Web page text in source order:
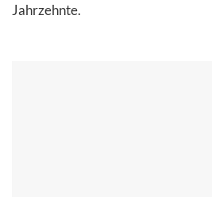
Jahrzehnte.